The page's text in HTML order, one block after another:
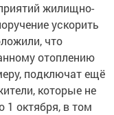
жилищно-
ускорить
что
отоплению
подключат ещё
которые не
1 октября, в том